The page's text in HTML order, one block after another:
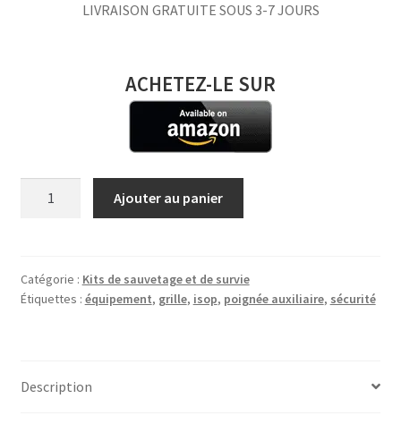
LIVRAISON GRATUITE SOUS 3-7 JOURS
ACHETEZ-LE SUR
Poignée
Auxiliaire
Échelle
Ajouter au panier
Catégorie : Kits de sauvetage et de survie
Étiquettes : équipement, grille, isop, poignée auxiliaire, sécurité
Description